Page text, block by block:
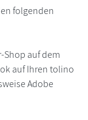
folgenden
Shop auf dem
auf Ihren tolino
Adobe